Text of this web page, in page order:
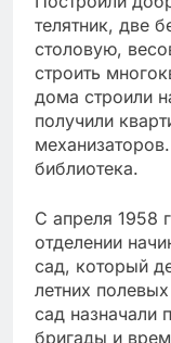
телятник, две
столовую,
строить
дома строили
получили
библиотека.
С апреля 1958
отделении
сад, который
летних
сад назначали
бригады и